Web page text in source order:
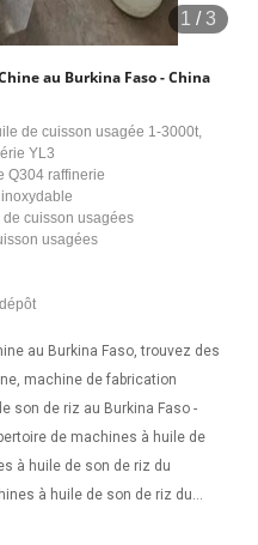
1 /3
au Burkina Faso - China
de cuisson usagée 1-3000t,
YL3
Q304 raffinerie
cuisson usagées
usagées
au Burkina Faso, trouvez des
machine de fabrication
son de riz au Burkina Faso -
de machines à huile de
à huile de son de riz du
à huile de son de riz du